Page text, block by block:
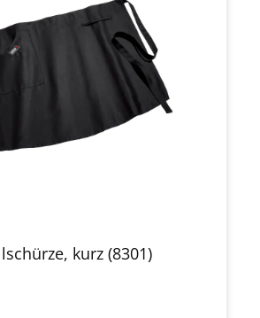
kurz (8301)